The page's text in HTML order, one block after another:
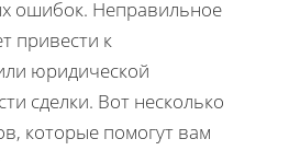
ошибок. Неправильное
привести к
юридической
сделки. Вот несколько
которые помогут вам